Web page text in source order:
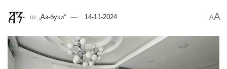
от „Аз-буки“ 14-11-2024 AA